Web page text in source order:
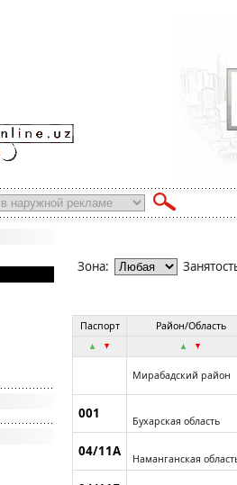
Зона:
Паспорт Район/Область
Мирабадский район
001 Бухарская область
04/11А Наманганская